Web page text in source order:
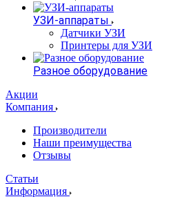
УЗИ-аппараты
Датчики УЗИ
Принтеры для УЗИ
Разное оборудование
Акции
Компания
Производители
Наши преимущества
Отзывы
Статьи
Информация